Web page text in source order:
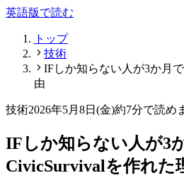
英語版で読む
トップ
技術
IFしか知らない人が3か月
由
技術2026年5月8日(金)約7分で読め
IFしか知らない人が3
CivicSurvivalを作れた